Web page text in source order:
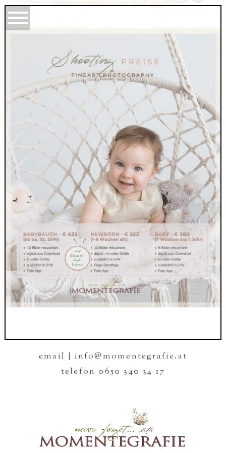
email | info@momentegrafie.at
telefon 0650 340 34 17